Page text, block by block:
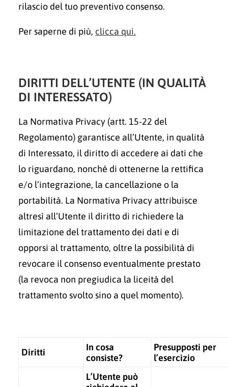
rilascio del tuo preventivo consenso.
Per saperne di più, clicca qui.
DIRITTI DELL’UTENTE (IN QUALITÀ
DI INTERESSATO)
La Normativa Privacy (artt. 15-22 del
Regolamento) garantisce all’Utente, in qualità
di Interessato, il diritto di accedere ai dati che
lo riguardano, nonché di ottenerne la rettifica
e/o l’integrazione, la cancellazione o la
portabilità. La Normativa Privacy attribuisce
altresì all’Utente il diritto di richiedere la
limitazione del trattamento dei dati e di
opporsi al trattamento, oltre la possibilità di
revocare il consenso eventualmente prestato
(la revoca non pregiudica la liceità del
trattamento svolto sino a quel momento).
Diritti
In cosa
consiste?
Presupposti per
l’esercizio
L’Utente può